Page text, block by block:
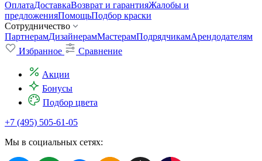
ОплатаДоставкаВозврат и гарантияЖалобы и
предложенияПомощьПодбор краски
Сотрудничество
ПартнерамДизайнерамМастерамПодрядчикамАрендодателям
Избранное
Сравнение
Акции
Бонусы
Подбор цвета
+7 (495) 505-61-05
Мы в социальных сетях: